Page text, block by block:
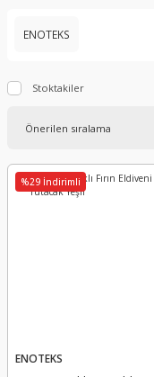
ENOTEKS
Stoktakiler
%29 İndirimli
ENOTEKS